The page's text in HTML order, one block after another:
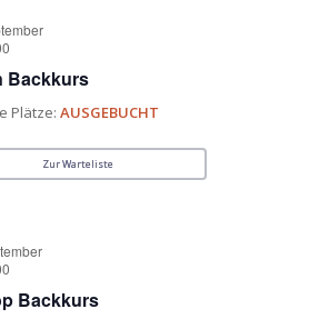
Backkurs
Plätze:AUSGEBUCHT
Zur Warteliste
Backkurs